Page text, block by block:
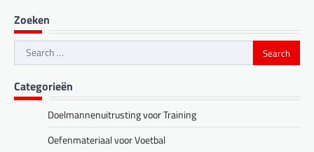
Zoeken
Search
for:
Categorieën
Doelmannenuitrusting voor Training
Oefenmateriaal voor Voetbal